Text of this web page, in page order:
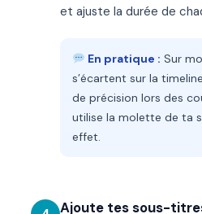
et ajuste la durée de
En pratique : Sur
s’écartent sur la
de précision lors des
utilise la molette de ta
effet.
Ajoute tes sous-